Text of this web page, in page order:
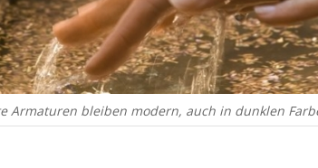
Armaturen bleiben modern, auch in dunklen